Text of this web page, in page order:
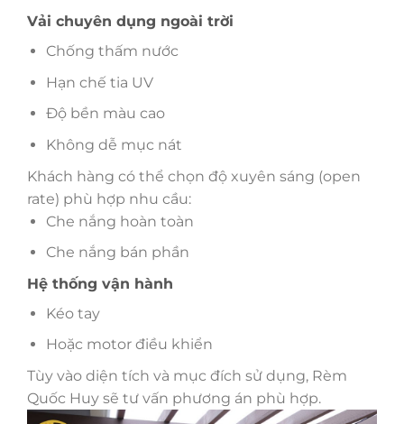
Vải chuyên dụng ngoài trời
Chống thấm nước
Hạn chế tia UV
Độ bền màu cao
Không dễ mục nát
Khách hàng có thể chọn độ xuyên sáng (open
rate) phù hợp nhu cầu:
Che nắng hoàn toàn
Che nắng bán phần
Hệ thống vận hành
Kéo tay
Hoặc motor điều khiển
Tùy vào diện tích và mục đích sử dụng, Rèm
Quốc Huy sẽ tư vấn phương án phù hợp.